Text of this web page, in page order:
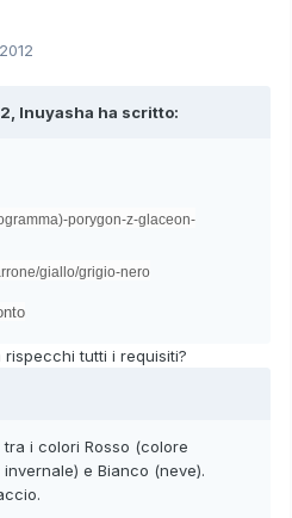
Inuyasha ha scritto:
porygon-z-glaceon-
giallo/grigio-nero
tutti i requisiti?
i colori Rosso (colore
e Bianco (neve).